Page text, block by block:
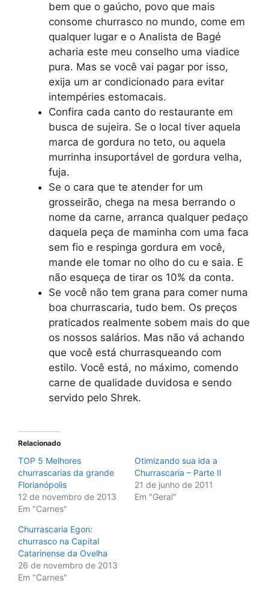
bem que o gaúcho, povo que mais
consome churrasco no mundo, come em
qualquer lugar e o Analista de Bagé
acharia este meu conselho uma viadice
pura. Mas se você vai pagar por isso,
exija um ar condicionado para evitar
intempéries estomacais.
Confira cada canto do restaurante em
busca de sujeira. Se o local tiver aquela
marca de gordura no teto, ou aquela
murrinha insuportável de gordura velha,
fuja.
Se o cara que te atender for um
grosseirão, chega na mesa berrando o
nome da carne, arranca qualquer pedaço
daquela peça de maminha com uma faca
sem fio e respinga gordura em você,
mande ele tomar no olho do cu e saia. E
não esqueça de tirar os 10% da conta.
Se você não tem grana para comer numa
boa churrascaria, tudo bem. Os preços
praticados realmente sobem mais do que
os nossos salários. Mas não vá achando
que você está churrasqueando com
estilo. Você está, no máximo, comendo
carne de qualidade duvidosa e sendo
servido pelo Shrek.
Relacionado
TOP 5 Melhores
churrascarias da grande
Florianópolis
12 de novembro de 2013
Em "Carnes"
Otimizando sua ida a
Churrascaria – Parte II
21 de junho de 2011
Em "Geral"
Churrascaria Egon:
churrasco na Capital
Catarinense da Ovelha
26 de novembro de 2013
Em "Carnes"